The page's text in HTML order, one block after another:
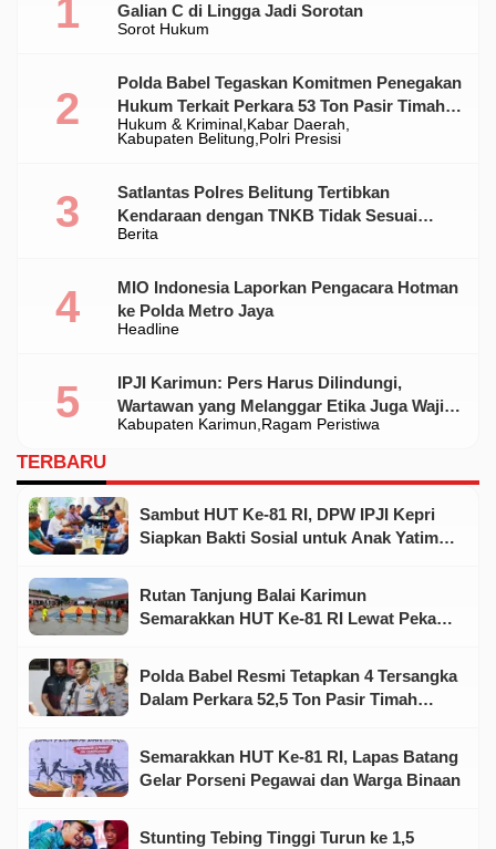
Sorot Hukum
Galian C di Lingga Jadi Sorotan
Hukum & Kriminal Kabar Daerah
Kabupaten Belitung Polri Presisi
Polda Babel Tegaskan Komitmen Penegakan
Hukum Terkait Perkara 53 Ton Pasir Timah
Ilegal Di Belitung
Berita
Satlantas Polres Belitung Tertibkan
Kendaraan dengan TNKB Tidak Sesuai
Standar
Headline
MIO Indonesia Laporkan Pengacara Hotman
ke Polda Metro Jaya
Kabupaten Karimun Ragam Peristiwa
IPJI Karimun: Pers Harus Dilindungi,
Wartawan yang Melanggar Etika Juga Wajib
Dikoreksi
TERBARU
Sambut HUT Ke-81 RI, DPW IPJI Kepri
Siapkan Bakti Sosial untuk Anak Yatim
Rutan Tanjung Balai Karimun
Semarakkan HUT Ke-81 RI Lewat Pekan
Polda Babel Resmi Tetapkan 4 Tersangka
Dalam Perkara 52,5 Ton Pasir Timah
Semarakkan HUT Ke-81 RI, Lapas Batang
Gelar Porseni Pegawai dan Warga Binaan
Stunting Tebing Tinggi Turun ke 1,5